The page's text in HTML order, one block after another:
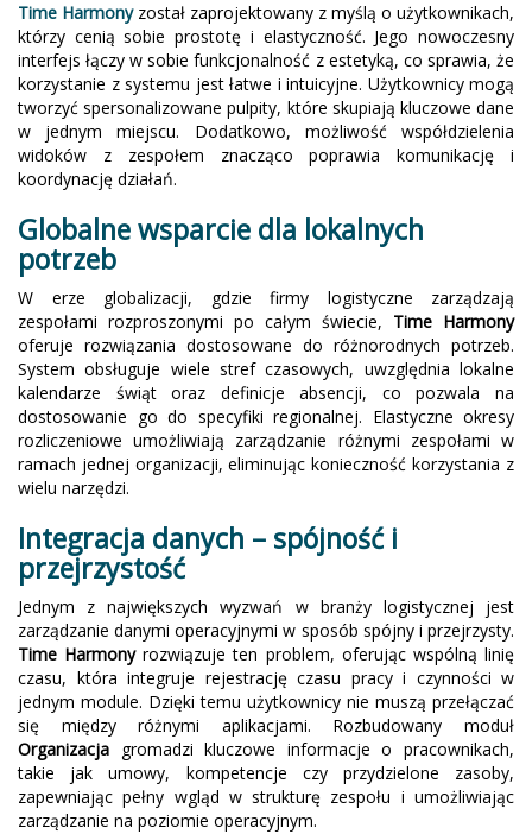
Time Harmonyzostał zaprojektowany z myślą o użytkownikach,
którzy cenią sobie prostotę i elastyczność. Jego nowoczesny
interfejs łączy w sobie funkcjonalność z estetyką, co sprawia, że
korzystanie z systemu jest łatwe i intuicyjne. Użytkownicy mogą
tworzyć spersonalizowane pulpity, które skupiają kluczowe dane
w jednym miejscu. Dodatkowo, możliwość współdzielenia
widoków z zespołem znacząco poprawia komunikację i
koordynację działań.
Globalne wsparcie dla lokalnych
potrzeb
W erze globalizacji, gdzie firmy logistyczne zarządzają
zespołami rozproszonymi po całym świecie, Time Harmony
oferuje rozwiązania dostosowane do różnorodnych potrzeb.
System obsługuje wiele stref czasowych, uwzględnia lokalne
kalendarze świąt oraz definicje absencji, co pozwala na
dostosowanie go do specyfiki regionalnej. Elastyczne okresy
rozliczeniowe umożliwiają zarządzanie różnymi zespołami w
ramach jednej organizacji, eliminując konieczność korzystania z
wielu narzędzi.
Integracja danych – spójność i
przejrzystość
Jednym z największych wyzwań w branży logistycznej jest
zarządzanie danymi operacyjnymi w sposób spójny i przejrzysty.
Time Harmonyrozwiązuje ten problem, oferując wspólną linię
czasu, która integruje rejestrację czasu pracy i czynności w
jednym module. Dzięki temu użytkownicy nie muszą przełączać
się między różnymi aplikacjami. Rozbudowany moduł
Organizacja gromadzi kluczowe informacje o pracownikach,
takie jak umowy, kompetencje czy przydzielone zasoby,
zapewniając pełny wgląd w strukturę zespołu i umożliwiając
zarządzanie na poziomie operacyjnym.